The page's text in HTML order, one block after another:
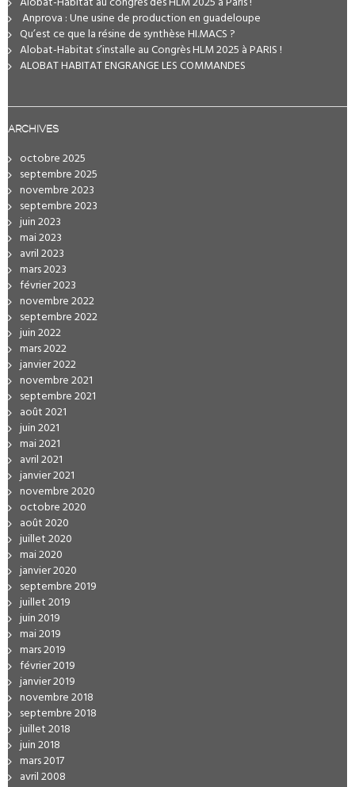
️ Anprova : Une usine de production en guadeloupe
Qu’est ce que la résine de synthèse HI.MACS ?
Alobat-Habitat s’installe au Congrès HLM 2025 à PARIS !
ALOBAT HABITAT ENGRANGE LES COMMANDES
ARCHIVES
octobre 2025
septembre 2025
novembre 2023
septembre 2023
juin 2023
mai 2023
avril 2023
mars 2023
février 2023
novembre 2022
septembre 2022
juin 2022
mars 2022
janvier 2022
novembre 2021
septembre 2021
août 2021
juin 2021
mai 2021
avril 2021
janvier 2021
novembre 2020
octobre 2020
août 2020
juillet 2020
mai 2020
janvier 2020
septembre 2019
juillet 2019
juin 2019
mai 2019
mars 2019
février 2019
janvier 2019
novembre 2018
septembre 2018
juillet 2018
juin 2018
mars 2017
avril 2008